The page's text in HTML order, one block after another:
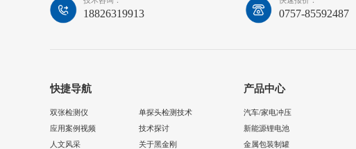
18826319913 0757-85592487
快捷导航
双张检测仪 单探头检测技术
应用案例视频 技术探讨
人文风采 关于黑金刚
产品中心
汽车/家电冲压
新能源锂电池
金属包装制罐